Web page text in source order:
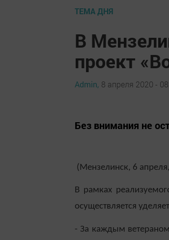
ТЕМА ДНЯ
В
проект
Admin, 8 апреля 2020 -
Без внимания не
(Мензелинск, 6
В рамках
осуществляется
- За каждым